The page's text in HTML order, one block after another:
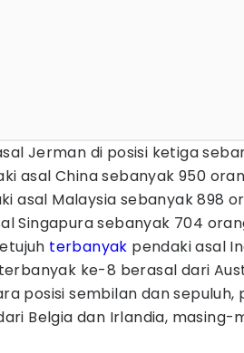
Jerman di posisi ketiga
asal China sebanyak 950
asal Malaysia sebanyak 898
Singapura sebanyak 704
terbanyak pendaki asal
ke-8 berasal dari
posisi sembilan dan sepuluh,
Belgia dan Irlandia, masing-